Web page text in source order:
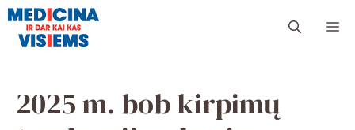
Pereiti
turinio
2025 m. bob kirpimų